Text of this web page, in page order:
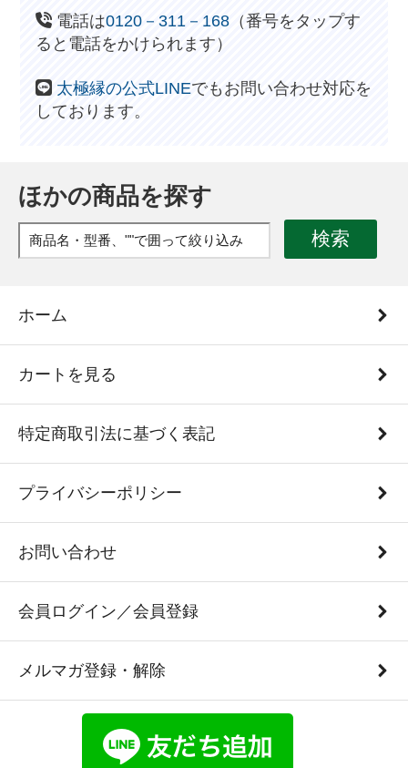
電話は0120－311－168 （番号をタップす
ると電話をかけられます）
太極縁の公式LINEでもお問い合わせ対応を
しております。
ほかの商品を探す
検索
ホーム
カートを見る
特定商取引法に基づく表記
プライバシーポリシー
お問い合わせ
会員ログイン／会員登録
メルマガ登録・解除